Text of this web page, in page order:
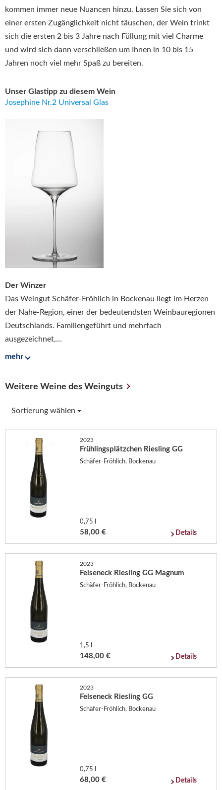
kommen immer neue Nuancen hinzu. Lassen Sie sich von
einer ersten Zugänglichkeit nicht täuschen, der Wein trinkt
sich die ersten 2 bis 3 Jahre nach Füllung mit viel Charme
und wird sich dann verschließen um Ihnen in 10 bis 15
Jahren noch viel mehr Spaß zu bereiten.
Unser Glastipp zu diesem Wein
Josephine Nr.2 Universal Glas
Der Winzer
Das Weingut Schäfer-Fröhlich in Bockenau liegt im Herzen
der Nahe-Region, einer der bedeutendsten Weinbauregionen
Deutschlands. Familiengeführt und mehrfach
ausgezeichnet,...
mehr
Weitere Weine des Weinguts
Sortierung wählen
2023
Frühlingsplätzchen Riesling GG
Schäfer-Fröhlich, Bockenau
0,75 l
58,00 € Details
2023
Felseneck Riesling GG Magnum
Schäfer-Fröhlich, Bockenau
1,5 l
148,00 € Details
2023
Felseneck Riesling GG
Schäfer-Fröhlich, Bockenau
0,75 l
68,00 € Details